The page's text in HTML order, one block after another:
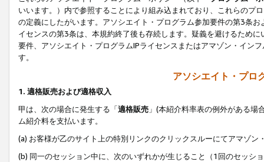
いいます。）内で参照することにより組み込まれており、これらのプ
の定義にしたがいます。アソシエイト・プログラム参加要件の第3条
イセンスの第3条は、本規約終了後も存続します。疑義を避けるため
要件、アソシエイト・プログラムIPライセンスまたはアマゾン・イン
す。
アソシエイト・プロ
1. 適格販売および適格収入
甲は、次の場合に発生する「適格販売 」(本紹介料率表の例外がある
ム紹介料を支払います。
(a) お客様が乙のサイト上の特別リンクのクリックスルーにてアマゾン
(b) 同一のセッション中に、次のいずれかが生じること（1回のセッシ